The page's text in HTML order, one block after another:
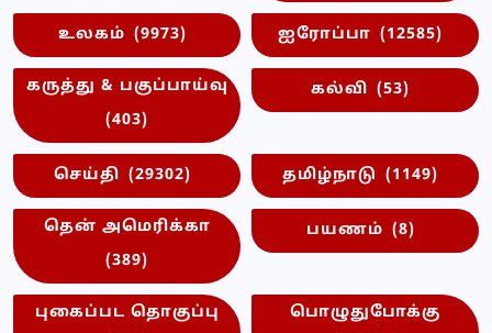
உலகம் (9973) ஐரோப்பா (12585)
கருத்து & பகுப்பாய்வு
(403)
கல்வி (53)
செய்தி (29302) தமிழ்நாடு (1149)
தென் அமெரிக்கா
(389)
பயணம் (8)
புகைப்பட தொகுப்பு
பொழுதுபோக்கு